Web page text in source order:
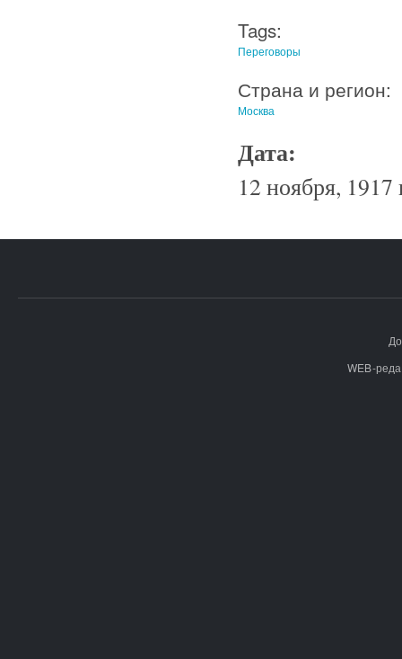
Tags:
Переговоры
Страна и регион:
Москва
Дата:
12 ноября, 1917
WEB-